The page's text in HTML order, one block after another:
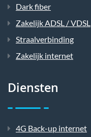
Dark fiber
Zakelijk ADSL / VDSL
Straalverbinding
Zakelijk internet
Diensten
4G Back-up internet